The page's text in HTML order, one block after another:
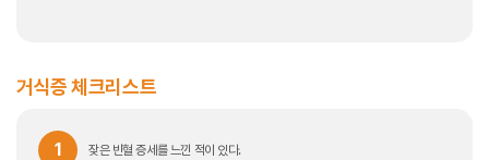
거식증 체크리스트
1 잦은 빈혈 증세를 느낀 적이 있다.